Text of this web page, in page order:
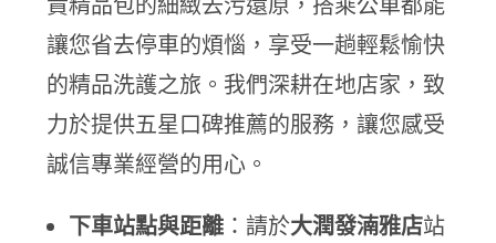
讓您省去停車的煩惱，享受一趟輕鬆愉快
的精品洗護之旅。我們深耕在地店家，致
力於提供五星口碑推薦的服務，讓您感受
誠信專業經營的用心。
下車站點與距離 ：請於大潤發湳雅店站